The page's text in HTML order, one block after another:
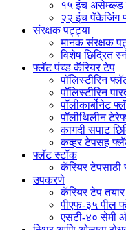
१५ इंच असेम्ब्ल्ड
२२ इंच पॅकेजिंग
संरक्षक पट्ट्या
मानक संरक्षक
विशेष छिद्रित
फ्लॅट पंच्ड कॅरियर टेप
पॉलिस्टीरिन
पॉलिस्टीरिन
पॉलीकार्बोनेट
पॉलीथिलीन
कागदी सपाट
कव्हर टेपसह
फ्लॅट स्टॉक
कॅरियर टेपसाठी
उपकरणे
कॅरियर टेप
पीएफ-३५ पील
एसटी-४० सेमी